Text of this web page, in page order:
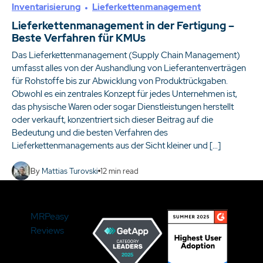
Inventarisierung Lieferkettenmanagement
Lieferkettenmanagement in der Fertigung –
Beste Verfahren für KMUs
Das Lieferkettenmanagement (Supply Chain Management)
umfasst alles von der Aushandlung von Lieferantenverträgen
für Rohstoffe bis zur Abwicklung von Produktrückgaben.
Obwohl es ein zentrales Konzept für jedes Unternehmen ist,
das physische Waren oder sogar Dienstleistungen herstellt
oder verkauft, konzentriert sich dieser Beitrag auf die
Bedeutung und die besten Verfahren des
Lieferkettenmanagements aus der Sicht kleiner und […]
By Mattias Turovski 12min read
MRPeasy
Reviews